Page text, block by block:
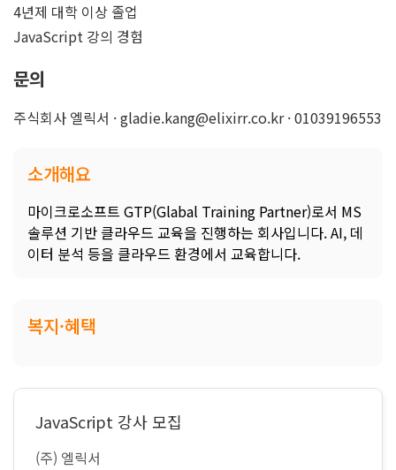
4년제 대학 이상 졸업
JavaScript 강의 경험
문의
주식회사 엘릭서 · gladie.kang@elixirr.co.kr · 01039196553
소개해요
마이크로소프트 GTP(Glabal Training Partner)로서 MS
솔루션 기반 클라우드 교육을 진행하는 회사입니다. AI, 데
이터 분석 등을 클라우드 환경에서 교육합니다.
복지·혜택
JavaScript 강사 모집
(주) 엘릭서